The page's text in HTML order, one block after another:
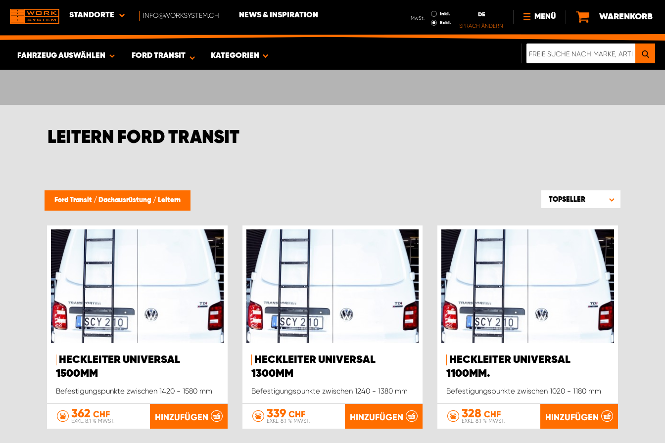
STANDORTE INFO@WORKSYSTEM.CH NEWS & INSPIRATION MwSt.
Inkl.
Exkl.
DE
SPRACH ÄNDERN
MENÜ
NEWS
WARENKORB
FAHRZEUG AUSWÄHLEN
ARTIKEL
FORD TRANSIT KATEGORIEN
LEITERN FORD TRANSIT
Ford Transit / Dachausrüstung / Leitern TOPSELLER
HECKLEITER UNIVERSAL
1500MM
Befestigungspunkte zwischen 1420 - 1580 mm
362 CHF
EXKL. 8.1 % MWST. HINZUFÜGEN
HECKLEITER UNIVERSAL
1300MM
Befestigungspunkte zwischen 1240 - 1380 mm
339CHF
EXKL. 8.1 % MWST. HINZUFÜGEN
HECKLEITER UNIVERSAL
1100MM.
Befestigungspunkte zwischen 1020 - 1180 mm
328 CHF
EXKL. 8.1 % MWST. HINZUFÜGEN